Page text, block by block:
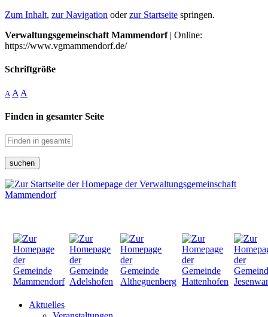
Zum Inhalt, zur Navigation oderzur Startseite springen.
Verwaltungsgemeinschaft Mammendorf| Online:
https://www.vgmammendorf.de/
Schriftgröße
A A A
Finden in gesamter Seite
suchen
Aktuelles